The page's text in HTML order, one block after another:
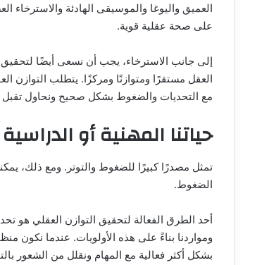
العميق واليوغا والموسيقى الهادئة
على صحة عقلية قوية.
إلى جانب الاسترخاء، يجب أن نسعى أيضًا لتحقيق
العقل مستقرًا ومتوازنًا ومركزًا. يتطلب التوازن
مع التحديات والضغوط بشكل صحيح ونحاول تقبل
حياتنا المهنية أو
تمثل مصدرًا كبيرًا للضغوط والتوتر. ومع ذلك،
الضغوط.
أحد الطرق الفعالة لتحقيق التوازن العقلي هو
ومواردنا بناءً على هذه الأولويات. عندما نكون
بشكل أكثر فعالية مع المهام ونقلل من الشعور